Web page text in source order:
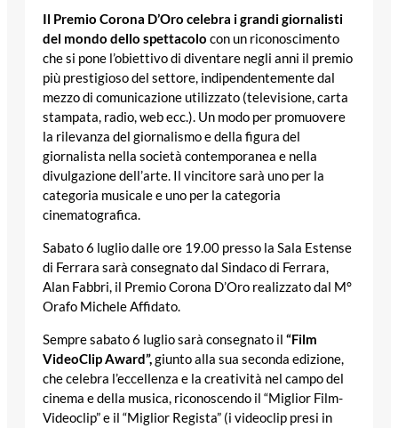
Il Premio Corona D’Oro celebra i grandi giornalisti
del mondo dello spettacolo con un riconoscimento
che si pone l’obiettivo di diventare negli anni il premio
più prestigioso del settore, indipendentemente dal
mezzo di comunicazione utilizzato (televisione, carta
stampata, radio, web ecc.). Un modo per promuovere
la rilevanza del giornalismo e della figura del
giornalista nella società contemporanea e nella
divulgazione dell’arte. Il vincitore sarà uno per la
categoria musicale e uno per la categoria
cinematografica.
Sabato 6 luglio dalle ore 19.00 presso la Sala Estense
di Ferrara sarà consegnato dal Sindaco di Ferrara,
Alan Fabbri, il Premio Corona D’Oro realizzato dal M°
Orafo Michele Affidato.
Sempre sabato 6 luglio sarà consegnato il “Film
VideoClip Award”,giunto alla sua seconda edizione,
che celebra l’eccellenza e la creatività nel campo del
cinema e della musica, riconoscendo il “Miglior Film-
Videoclip” e il “Miglior Regista” (i videoclip presi in